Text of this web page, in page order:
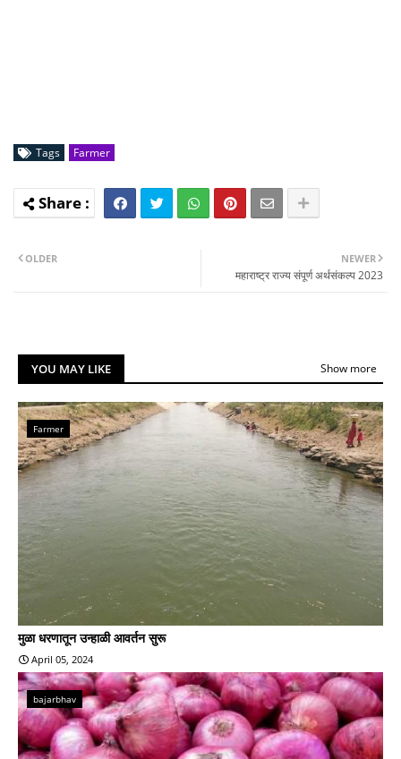
Tags Farmer
NEWER
महाराष्ट्र राज्य संपूर्ण अर्थसंकल्प 2023
OLDER
YOU MAY LIKE Show more
Farmer
मुळा धरणातून उन्हाळी आवर्तन सुरू
April 05, 2024
bajarbhav